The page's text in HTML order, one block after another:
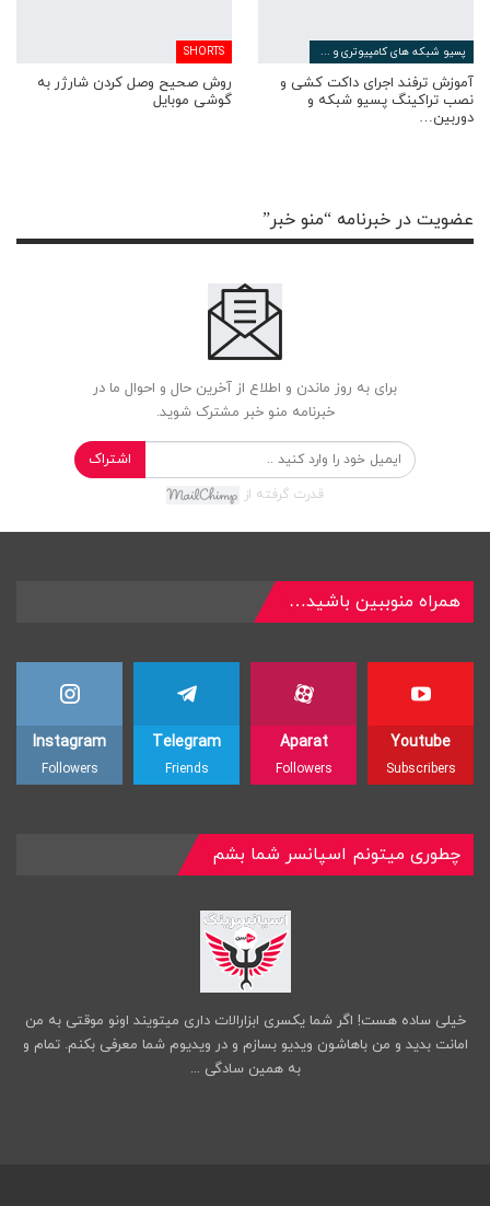
پسیو شبکه های کامپیوتری و مخابراتی
آموزش ترفند اجرای داکت کشی و
نصب تراکینگ پسیو شبکه و
دوربین…
SHORTS
روش صحیح وصل کردن شارژر به
گوشی موبایل
عضویت در خبرنامه “منو خبر”
برای به روز ماندن و اطلاع از آخرین حال و احوال ما در
خبرنامه منو خبر مشترک شوید.
اشتراک
قدرت گرفته از
همراه منوببین باشید…
Youtube
Subscribers
Aparat
Followers
Telegram
Friends
Instagram
Followers
چطوری میتونم اسپانسر شما بشم
خیلی ساده هست! اگر شما یکسری ابزارالات داری میتویند اونو موقتی به من
امانت بدید و من باهاشون ویدیو بسازم و در ویدیوم شما معرفی بکنم. تمام و
به همین سادگی ...